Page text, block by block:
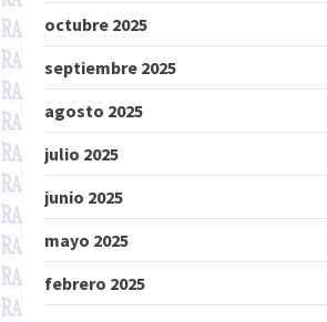
octubre 2025
septiembre 2025
agosto 2025
julio 2025
junio 2025
mayo 2025
febrero 2025